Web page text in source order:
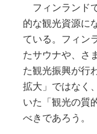
フィンランド
的な観光資源に
ている。フィン
たサウナや、さ
た観光振興が行
拡大」ではなく
いた「観光の質
べきであろう。